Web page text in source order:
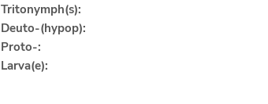
Tritonymph(s):
Deuto-(hypop):
Proto-:
Larva(e):